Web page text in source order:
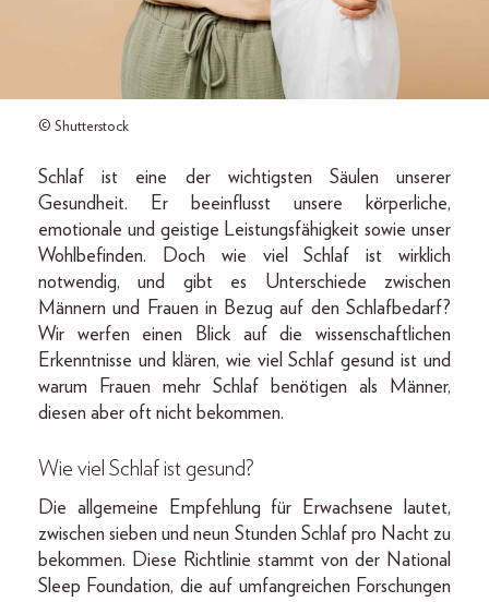
© Shutterstock
Schlaf ist eine der wichtigsten Säulen unserer
Gesundheit. Er beeinflusst unsere körperliche,
emotionale und geistige Leistungsfähigkeit sowie unser
Wohlbefinden. Doch wie viel Schlaf ist wirklich
notwendig, und gibt es Unterschiede zwischen
Männern und Frauen in Bezug auf den Schlafbedarf?
Wir werfen einen Blick auf die wissenschaftlichen
Erkenntnisse und klären, wie viel Schlaf gesund ist und
warum Frauen mehr Schlaf benötigen als Männer,
diesen aber oft nicht bekommen.
Wie viel Schlaf ist gesund?
Die allgemeine Empfehlung für Erwachsene lautet,
zwischen sieben und neun Stunden Schlaf pro Nacht zu
bekommen. Diese Richtlinie stammt von der National
Sleep Foundation, die auf umfangreichen Forschungen